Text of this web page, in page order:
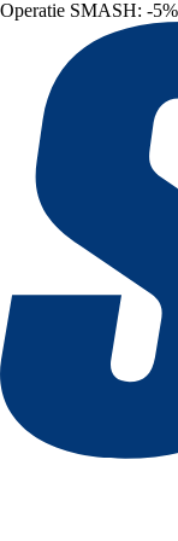
Operatie SMASH: -